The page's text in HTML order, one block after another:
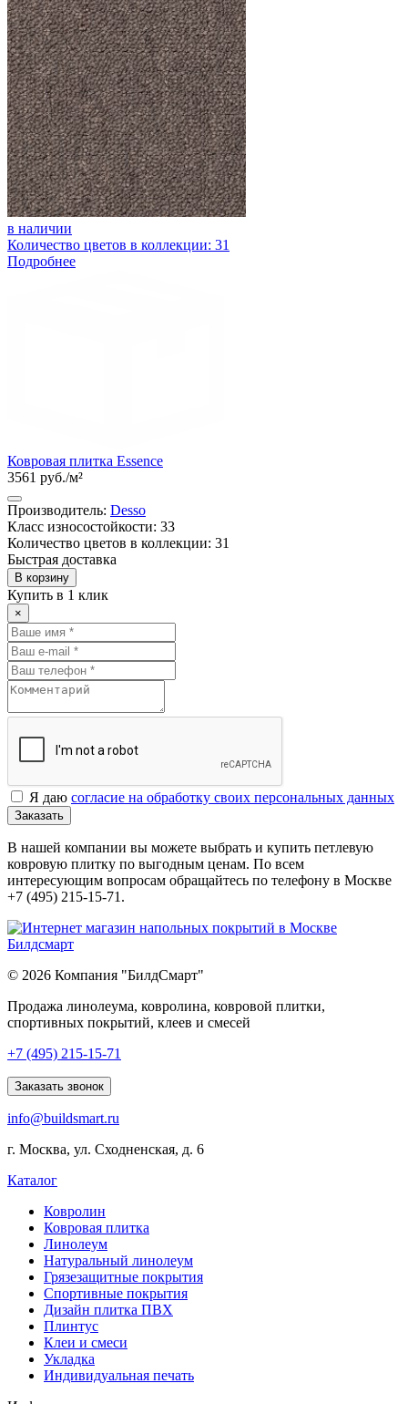
в наличии
Количество цветов в коллекции: 31
Подробнее
Ковровая плитка Essence
3561 руб./м²
Производитель: Desso
Класс износостойкости: 33
Количество цветов в коллекции: 31
Быстрая доставка
В корзину
Купить в 1 клик
×
Я даю согласие на обработку своих персональных данных
Заказать
В нашей компании вы можете выбрать и купить петлевую
ковровую плитку по выгодным ценам. По всем
интересующим вопросам обращайтесь по телефону в Москве
+7 (495) 215-15-71.
© 2026 Компания "БилдСмарт"
Продажа линолеума, ковролина, ковровой плитки,
спортивных покрытий, клеев и смесей
Explore
lists
best
online
offering
wide
range
games
features.
+7 (495) 215-15-71
Заказать звонок
info@buildsmart.ru
г. Москва, ул. Сходненская, д. 6
Каталог
Ковролин
Ковровая плитка
Линолеум
Натуральный линолеум
Грязезащитные покрытия
Спортивные покрытия
Дизайн плитка ПВХ
Плинтус
Клеи и смеси
Укладка
Индивидуальная печать